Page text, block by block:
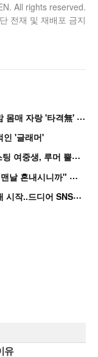
All rights reserved.
전재 및 재배포 금지
비
비, 성행위 연상 안무로 논란인데..워터밤 몸매 자랑 '타격無' 근황
인 '글래머'
“
연습생 아닙니다” 싸이 '흠뻑쇼' 즉석 캐스팅 여중생, 루머 뿔났다[Oh!쎈 이...
홍
진영, '임신설' 종결 작정하고 입은 옷…"맨날 혼내시니까" 억울
'
흑백' 김도윤♥배우 김서연, 4년만 공개열애 시작..드디어 SNS에 노출 [핫피...